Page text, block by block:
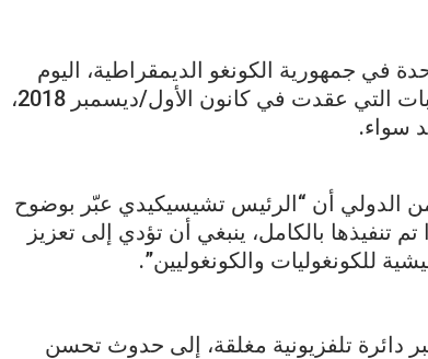
في جمهورية الكونغو الديمقراطية، اليوم
الأربعاء، إنه بعد أكثر من ستة أشهر من الانتخابات التي عقدت في كانون الأول/ديسمبر 2018،
سواء.
الدولي أن “الرئيس تشيسيكيدي عبّر بوضوح
تنفيذها بالكامل، ينبغي أن تؤدي إلى تعزيز
للكونغوليات والكونغوليين”.
دائرة تلفزيونية مغلقة، إلى حدوث تحسن